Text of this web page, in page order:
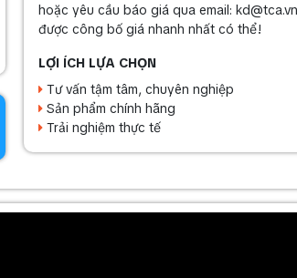
hoặc yêu cầu báo giá qua email:
được công bố giá nhanh nhất có thể!
LỢI ÍCH LỰA CHỌN
Tư vấn tậm tâm, chuyên nghiệp
Sản phẩm chính hãng
Trải nghiệm thực tế